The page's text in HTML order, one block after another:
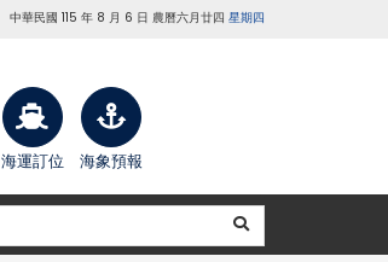
中華民國 115 年 8 月 6 日 農曆六月廿四 星期四
海運訂位 海象預報